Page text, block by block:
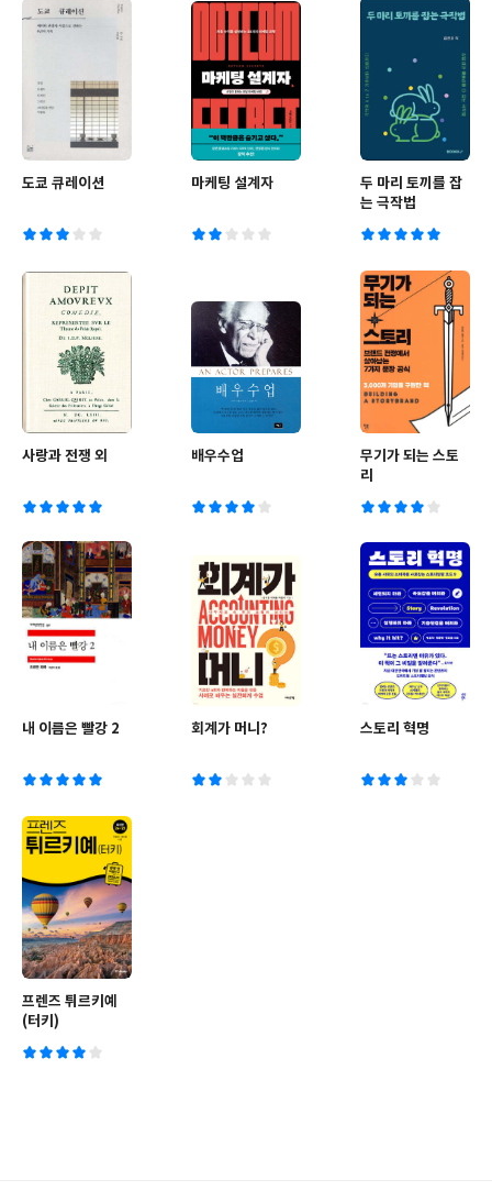
도쿄 큐레이션 마케팅 설계자
두 마리 토끼를 잡
는 극작법
사랑과 전쟁 외 배우수업
무기가 되는 스토
리
내 이름은 빨강 2 회계가 머니? 스토리 혁명
프렌즈 튀르키예
(터키)